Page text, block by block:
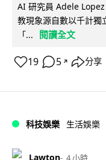
AI 研究員 Adele
教現象源自數以千計獨
「...
閱讀全文
19 5 ↗ 分享
科技娛樂 生活娛樂
Lawton 4 小時